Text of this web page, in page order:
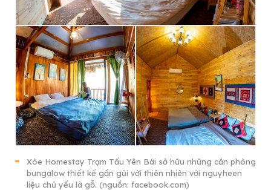
Xòe Homestay Trạm Tấu Yên Bái sở hữu những căn phòng
bungalow thiết kế gần gũi với thiên nhiên với nguyheen
liệu chủ yếu là gỗ. (nguồn: facebook.com)